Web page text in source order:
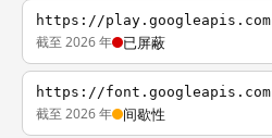
https://play.googleapis.com
截至 2026 年 已屏蔽
https://font.googleapis.com
截至 2026 年 间歇性